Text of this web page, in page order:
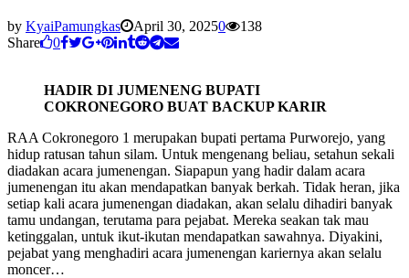
by KyaiPamungkas April 30, 20250
138
Share
0
HADIR DI JUMENENG BUPATI
COKRONEGORO BUAT BACKUP KARIR
RAA Cokronegoro 1 merupakan bupati pertama Purworejo, yang
hidup ratusan tahun silam. Untuk mengenang beliau, setahun sekali
diadakan acara jumenengan. Siapapun yang hadir dalam acara
jumenengan itu akan mendapatkan banyak berkah. Tidak heran, jika
setiap kali acara jumenengan diadakan, akan selalu dihadiri banyak
tamu undangan, terutama para pejabat. Mereka seakan tak mau
ketinggalan, untuk ikut-ikutan mendapatkan sawahnya. Diyakini,
pejabat yang menghadiri acara jumenengan kariernya akan selalu
moncer…